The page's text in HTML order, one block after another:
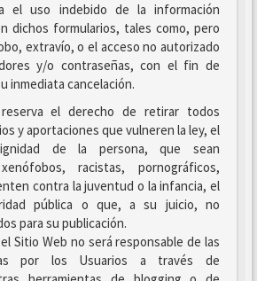
el uso indebido de la información
dichos formularios, tales como, pero
extravío, o el acceso no autorizado
y/o contraseñas, con el fin de
inmediata cancelación.
el derecho de retirar todos
y aportaciones que vulneren la ley, el
de la persona, que sean
racistas, pornográficos,
contra la juventud o la infancia, el
pública o que, a su juicio, no
para su publicación.
Sitio Web no será responsable de las
por los Usuarios a través de